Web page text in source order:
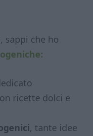
sappi che ho
ricette dolci e
, tante idee